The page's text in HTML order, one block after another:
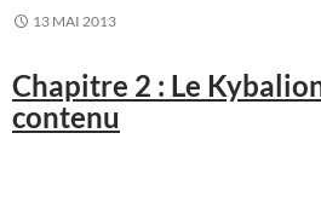
13 MAI 2013
Chapitre 2 : Le
contenu